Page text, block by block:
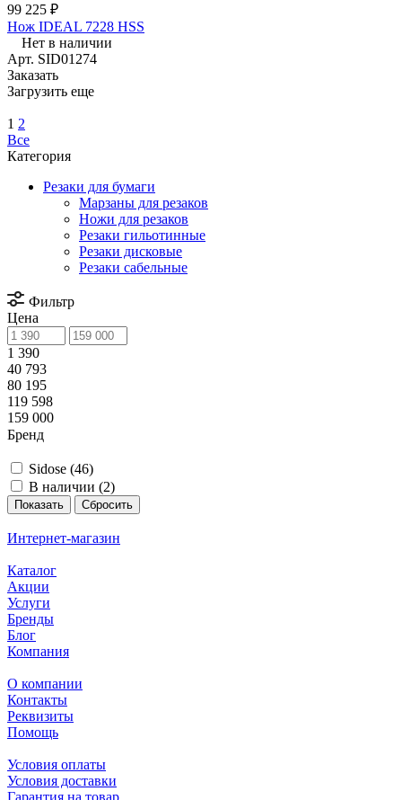
99 225 ₽
Нож IDEAL 7228 HSS
Нет в наличии
Арт. SID01274
Заказать
Загрузить еще
1 2
Все
Категория
Резаки для бумаги
Марзаны для резаков
Ножи для резаков
Резаки гильотинные
Резаки дисковые
Резаки сабельные
Фильтр
Цена
1 390
40 793
80 195
119 598
159 000
Бренд
Sidose (46)
В наличии (2)
Сбросить
Интернет-магазин
Каталог
Акции
Услуги
Бренды
Блог
Компания
О компании
Контакты
Реквизиты
Помощь
Условия оплаты
Условия доставки
Гарантия на товар